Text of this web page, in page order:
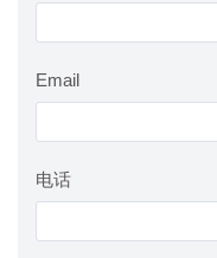
Email
电话